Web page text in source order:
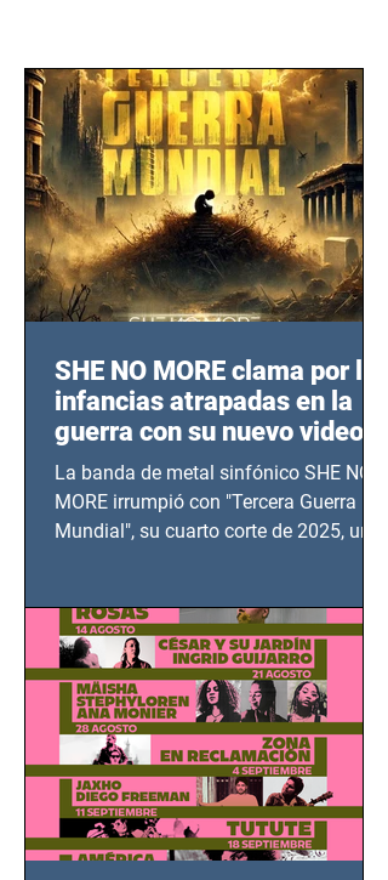
SHE NO MORE clama por las
infancias atrapadas en la
guerra con su nuevo video
TERCERA GUERRA
MUNDIAL
La banda de metal sinfónico SHE NO
MORE irrumpió con "Tercera Guerra
Mundial", su cuarto corte de 2025, un
bélicos.